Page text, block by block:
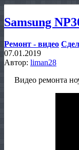
Samsung
Ремонт - видео
07.01.2019
Автор: liman28
Видео ремонта